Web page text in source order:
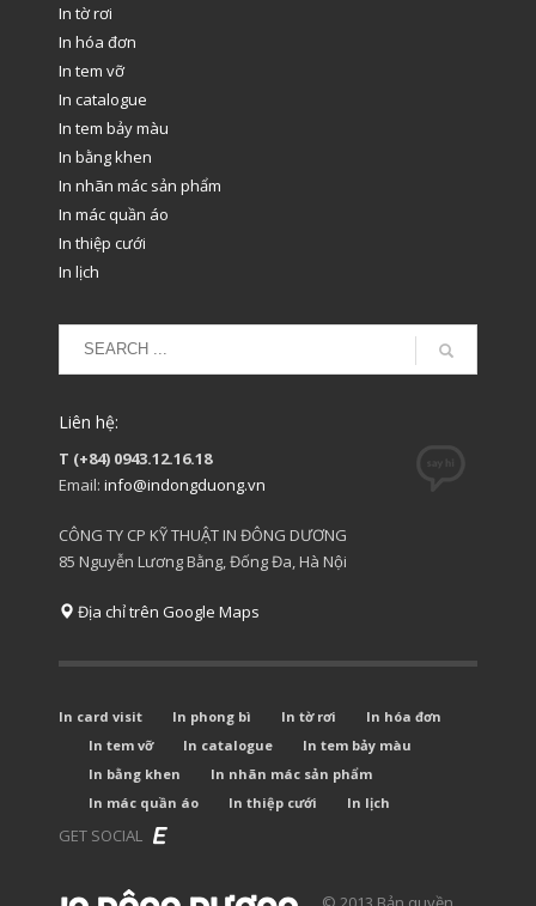
In tờ rơi
In hóa đơn
In tem vỡ
In catalogue
In tem bảy màu
In bằng khen
In nhãn mác sản phẩm
In mác quần áo
In thiệp cưới
In lịch
Liên hệ:
T (+84) 0943.12.16.18
Email: info@indongduong.vn
CÔNG TY CP KỸ THUẬT IN ĐÔNG DƯƠNG
85 Nguyễn Lương Bằng, Đống Đa, Hà Nội
Địa chỉ trên Google Maps
In card visit In phong bì In tờ rơi
In hóa đơn
In tem vỡ
In catalogue
In tem bảy màu
In bằng khen
In nhãn mác sản phẩm
In mác quần áo
In thiệp cưới In lịch
GET SOCIAL